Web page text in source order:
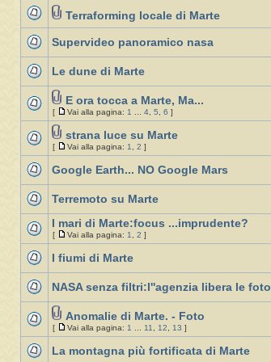
Terraforming locale di Marte
Supervideo panoramico nasa
Le dune di Marte
E ora tocca a Marte, Ma...
[ Vai alla pagina: 1 ... 4, 5, 6 ]
strana luce su Marte
[ Vai alla pagina: 1, 2 ]
Google Earth... NO Google Mars
Terremoto su Marte
I mari di Marte:focus ...imprudente?
[ Vai alla pagina: 1, 2 ]
I fiumi di Marte
NASA senza filtri:l''agenzia libera le foto
Anomalie di Marte. - Foto
[ Vai alla pagina: 1 ... 11, 12, 13 ]
La montagna più fortificata di Marte